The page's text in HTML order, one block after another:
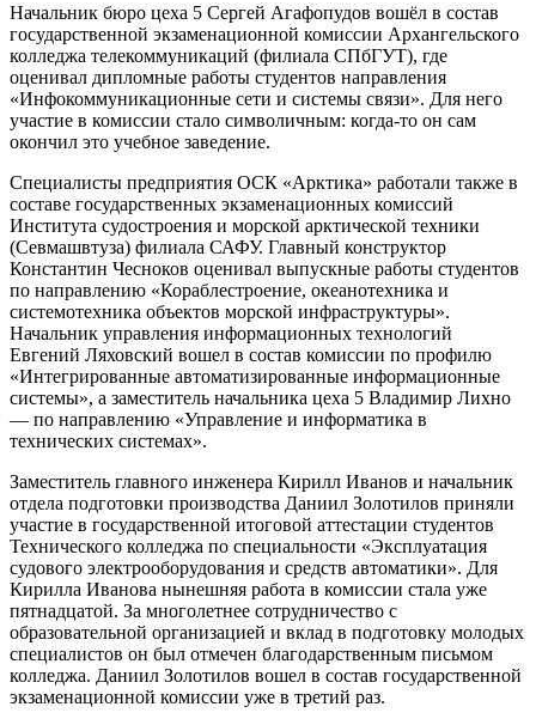
Начальник бюро цеха 5 Сергей Агафопудов вошёл в состав
государственной экзаменационной комиссии Архангельского
колледжа телекоммуникаций (филиала СПбГУТ), где
оценивал дипломные работы студентов направления
«Инфокоммуникационные сети и системы связи». Для него
участие в комиссии стало символичным: когда-то он сам
окончил это учебное заведение.
Специалисты предприятия ОСК «Арктика» работали также в
составе государственных экзаменационных комиссий
Института судостроения и морской арктической техники
(Севмашвтуза) филиала САФУ. Главный конструктор
Константин Чесноков оценивал выпускные работы студентов
по направлению «Кораблестроение, океанотехника и
системотехника объектов морской инфраструктуры».
Начальник управления информационных технологий
Евгений Ляховский вошел в состав комиссии по профилю
«Интегрированные автоматизированные информационные
системы», а заместитель начальника цеха 5 Владимир Лихно
— по направлению «Управление и информатика в
технических системах».
Заместитель главного инженера Кирилл Иванов и начальник
отдела подготовки производства Даниил Золотилов приняли
участие в государственной итоговой аттестации студентов
Технического колледжа по специальности «Эксплуатация
судового электрооборудования и средств автоматики». Для
Кирилла Иванова нынешняя работа в комиссии стала уже
пятнадцатой. За многолетнее сотрудничество с
образовательной организацией и вклад в подготовку молодых
специалистов он был отмечен благодарственным письмом
колледжа. Даниил Золотилов вошел в состав государственной
экзаменационной комиссии уже в третий раз.